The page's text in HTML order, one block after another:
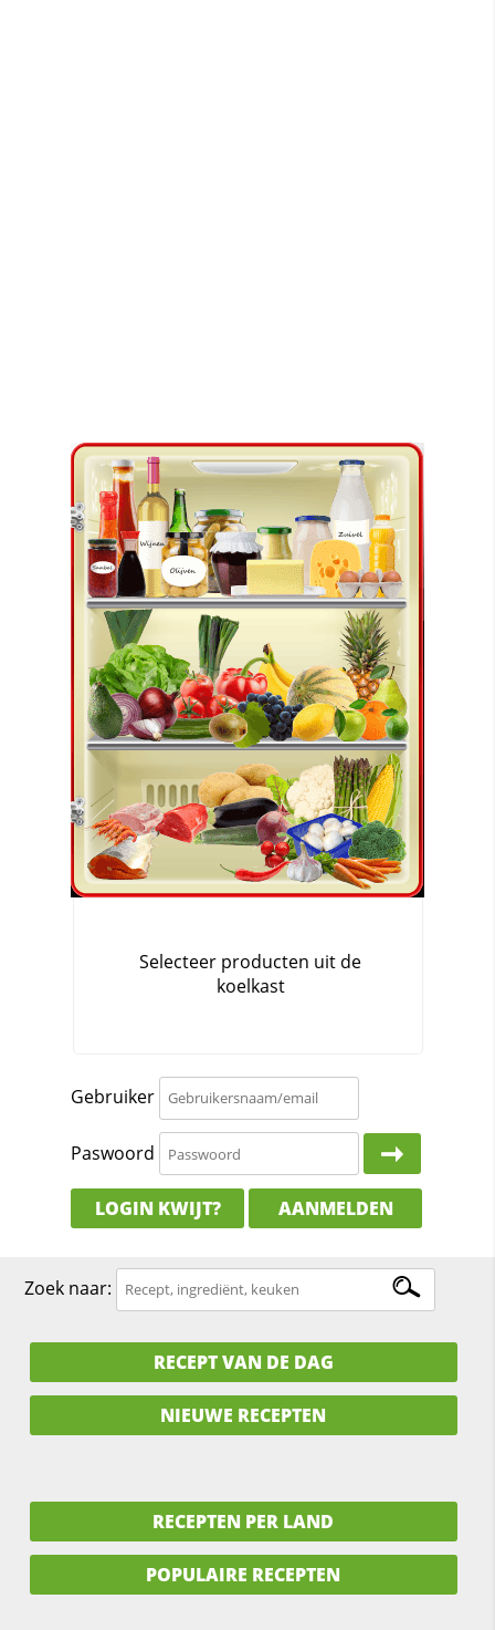
Gebruiker
Paswoord
LOGIN KWIJT? AANMELDEN
Zoek naar:
RECEPT VAN DE DAG
NIEUWE RECEPTEN
RECEPTEN PER LAND
POPULAIRE RECEPTEN